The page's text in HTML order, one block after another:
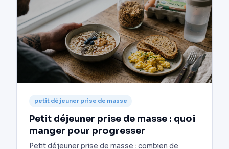
petit déjeuner prise de masse
Petit déjeuner prise de masse : quoi
manger pour progresser
Petit déjeuner prise de masse : combien de